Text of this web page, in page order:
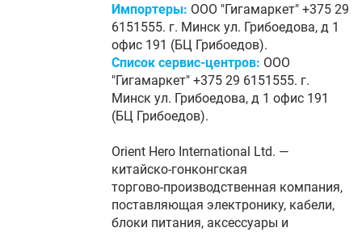
Импортеры: ООО "Гигамаркет" +375 29
6151555. г. Минск ул. Грибоедова, д 1
офис 191 (БЦ Грибоедов).
Список сервис-центров: ООО
"Гигамаркет" +375 29 6151555. г.
Минск ул. Грибоедова, д 1 офис 191
(БЦ Грибоедов).
Orient Hero International Ltd. —
китайско‑гонконгская
торгово‑производственная компания,
поставляющая электронику, кабели,
блоки питания, аксессуары и